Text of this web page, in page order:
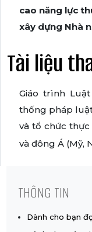
cao năng lực
xây dựng Nhà
Tài liệu
Giáo trình
thống pháp
và tổ chức
và đông Á (Mỹ,
THÔNG TIN
Dành cho bạn